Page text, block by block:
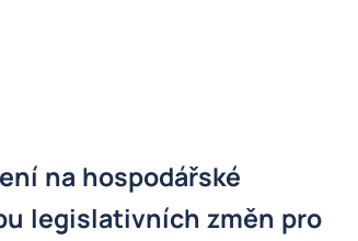
na hospodářské
legislativních změn pro